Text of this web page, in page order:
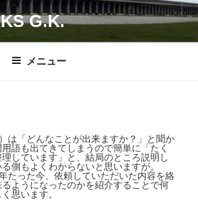
G.K.
メニュー
は「どんなことが出来ますか？」と聞か
語も出てきてしまうので簡単に「たく
しています」と、結局のところ説明し
側もよくわからないと思いますが。
たった今、依頼していただいた内容を絡
ようになったのかを紹介することで何
思います。